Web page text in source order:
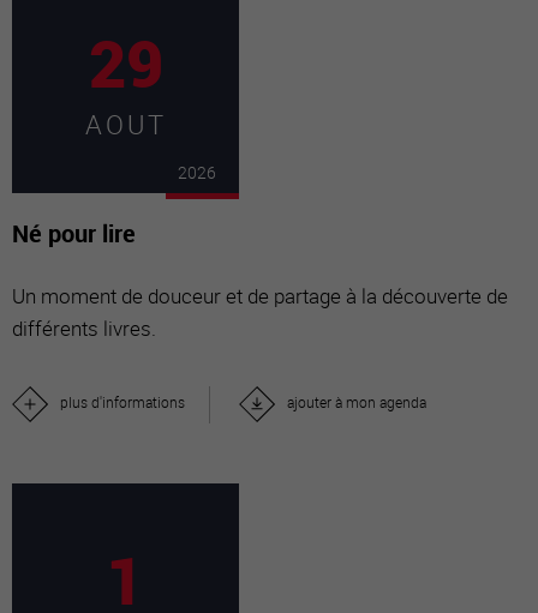
29
AOUT
2026
Né pour lire
Un moment de douceur et de partage à la découverte de
différents livres.
plus d'informations ajouter à mon agenda
1